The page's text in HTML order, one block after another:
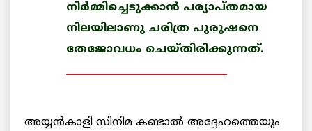
നിര്‍മ്മിച്ചെടുക്കാന്‍ പര്യാപ്തമായ
നിലയിലാണു ചരിത്ര പുരുഷനെ
തേജോവധം ചെയ്തിരിക്കുന്നത്.
_________________________________
അയ്യന്‍കാളി സിനിമ കണ്ടാല്‍ അദ്ദേഹത്തെയും